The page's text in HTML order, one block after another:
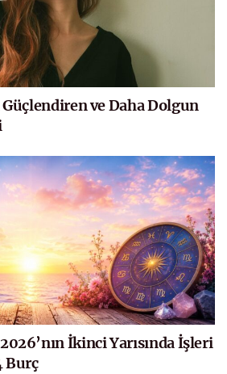
ve Daha Dolgun
İkinci Yarısında İşleri
Burç